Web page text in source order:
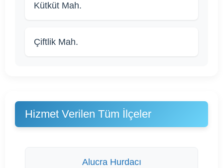
Kütküt Mah.
Çiftlik Mah.
Hizmet Verilen Tüm İlçeler
Alucra Hurdacı